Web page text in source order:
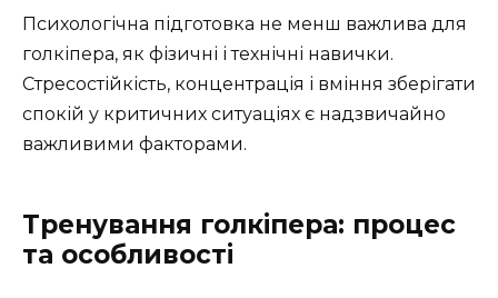
Психологічна підготовка не менш важлива для
голкіпера, як фізичні і технічні навички.
Стресостійкість, концентрація і вміння зберігати
спокій у критичних ситуаціях є надзвичайно
важливими факторами.
Тренування голкіпера: процес
та особливості